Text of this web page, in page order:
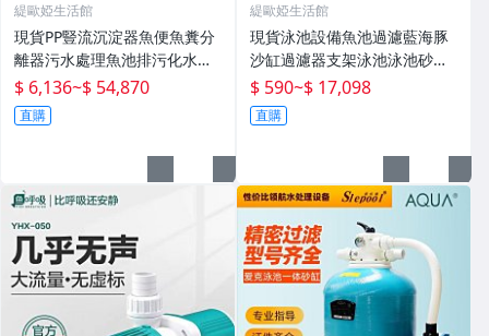
緹歐婭生活館
現貨PP豎流沉淀器魚便魚糞分
離器污水處理魚池排污化水產
殖設備
$ 6,136~$ 54,870
直購
緹歐婭生活館
現貨泳池設備魚池過濾藍海豚
沙缸過濾器支架泳池泳池砂缸
水泵機組
$ 590~$ 17,098
直購